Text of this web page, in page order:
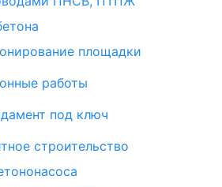
площадки
работы
под ключ
строительство